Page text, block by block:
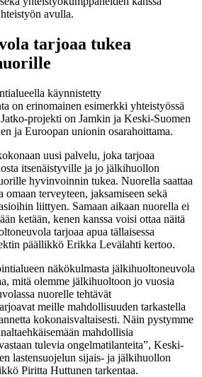
avulla.
tarjoaa tukea
käynnistetty
on erinomainen esimerkki yhteistyössä
projekti on Jamkin ja Keski-­Suomen
ja Euroopan unionin osarahoittama.
uusi palvelu, joka tarjoaa
itsenäistyville ja jo jälkihuollon
hyvinvoinnin tukea. Nuorella saattaa
terveyteen, jaksamiseen sekä
liittyen. Samaan aikaan nuorella ei
ketään, kenen kanssa voisi ottaa näitä
tarjoaa apua tällaisessa
päällikkö Erikka Levälahti kertoo.
näkökulmasta jälkihuoltoneuvola
mitä olemme jälkihuoltoon jo vuosia
nuorelle tehtävät
meille mahdollisuuden tarkastella
kokonaisvaltaisesti. Näin pystymme
mahdollisia
tulevia ongelmatilanteita”, Keski-
lastensuojelun sijais- ja jälkihuollon
Piritta Huttunen tarkentaa.